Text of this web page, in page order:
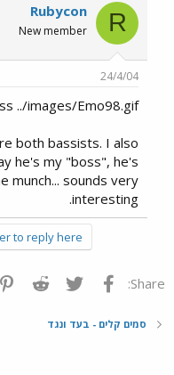
R
Rubycon
New member
24/4/04
../images/Emo98.gif
both bassists. I also
he's my "boss", he's
munch... sounds very
interesting.
to reply here.
Share: פייסבוק Twitter
סמים קלים - בעד ונגד